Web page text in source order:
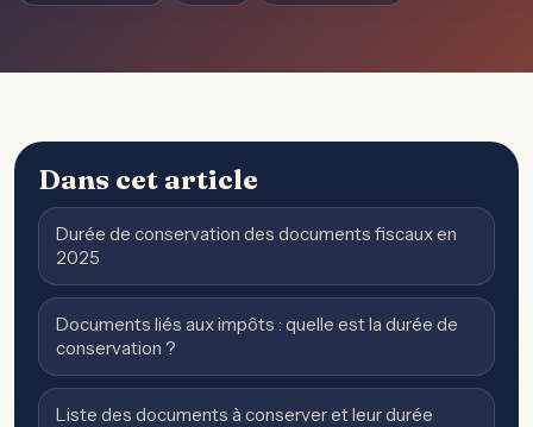
Dans cet article
Durée de conservation des documents fiscaux en
2025
Documents liés aux impôts : quelle est la durée de
conservation ?
Liste des documents à conserver et leur durée